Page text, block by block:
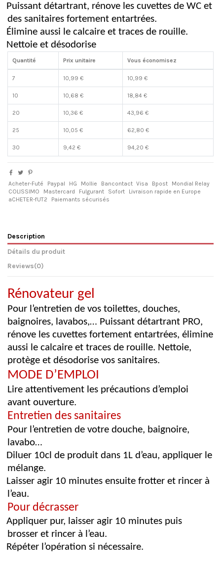
Puissant détartrant, rénove les cuvettes de WC et
des sanitaires fortement entartrées.
Élimine aussi le calcaire et traces de rouille.
Nettoie et désodorise
Quantité Prix unitaire Vous économisez
7 10,99 € 10,99 €
10 10,68 € 18,84 €
20 10,36 € 43,96 €
25 10,05 € 62,80 €
30 9,42 € 94,20 €
Acheter-Futé Paypal HG Mollie Bancontact Visa Bpost
Mondial Relay
COLISSIMO
Mastercard Fulgurant Sofort
Livraison rapide en Europe
aCHETER-fUT2
Paiemants sécurisés
Description
Détails du produit
Reviews(0)
Rénovateur gel
Pour l’entretien de vos toilettes, douches,
baignoires, lavabos,… Puissant détartrant PRO,
rénove les cuvettes fortement entartrées, élimine
aussi le calcaire et traces de rouille. Nettoie,
protège et désodorise vos sanitaires.
MODE D’EMPLOI
Lire attentivement les précautions d’emploi
avant ouverture.
Entretien des sanitaires
Pour l’entretien de votre douche, baignoire,
lavabo…
Diluer 10cl de produit dans 1L d’eau, appliquer le
mélange.
Laisser agir 10 minutes ensuite frotter et rincer à
l’eau.
Pour décrasser
Appliquer pur, laisser agir 10 minutes puis
brosser et rincer à l’eau.
Répéter l’opération si nécessaire.